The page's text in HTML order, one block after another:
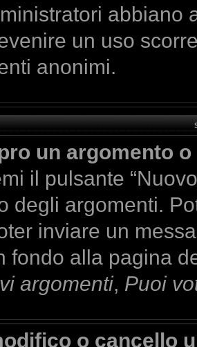
abbiano
un uso
anonimi.
un argomento
il pulsante
degli argomenti.
inviare un
fondo alla pagina
argomenti, Puoi
o cancello